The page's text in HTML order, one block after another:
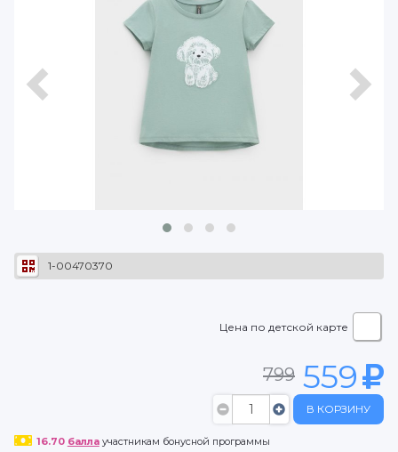
1-00470370
Цена по детской карте
799 559
В КОРЗИНУ
16.70 баллаучастникам бонусной программы